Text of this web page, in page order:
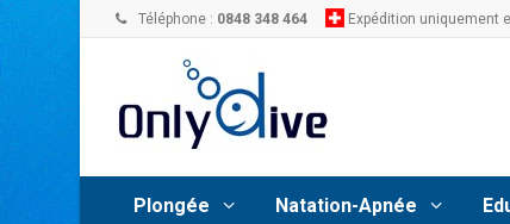
Téléphone : 0848 348 464 Expédition uniquement
Plongée Natation-Apnée